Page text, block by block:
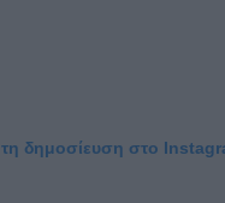
τη δημοσίευση στο